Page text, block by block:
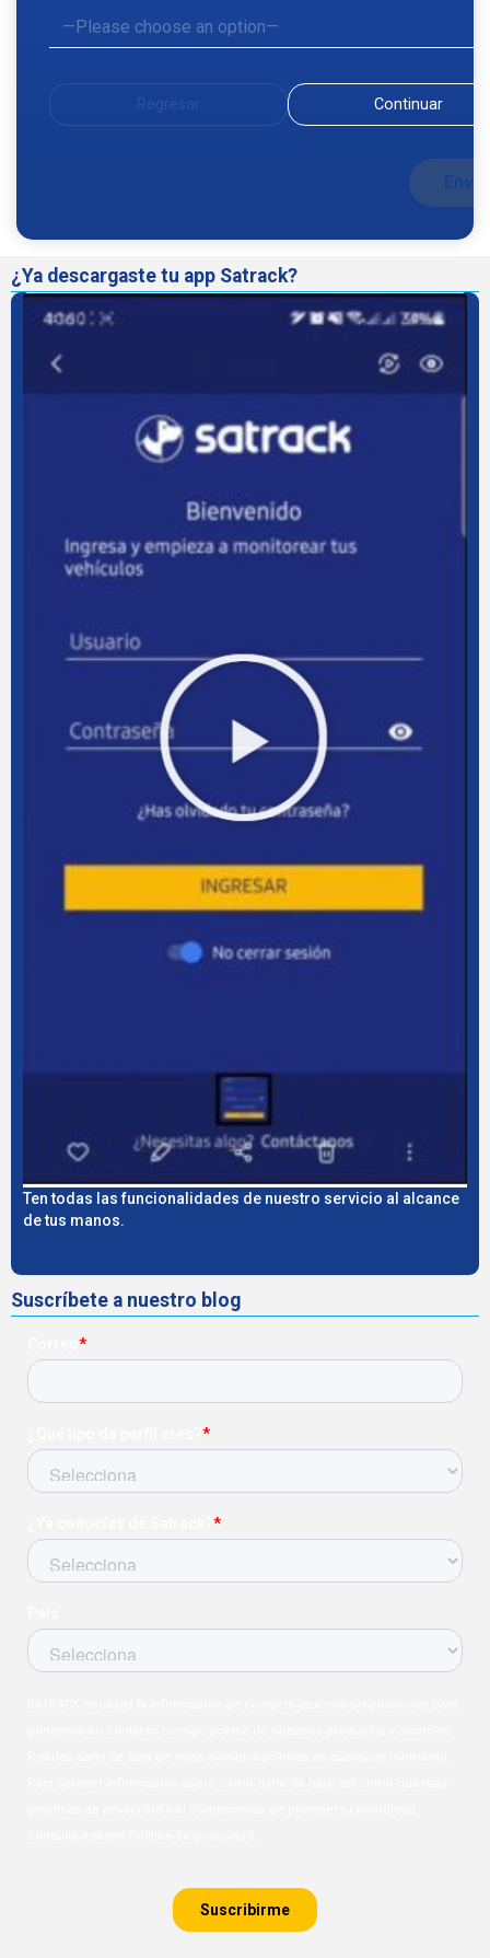
Regresar Continuar
¿Ya descargaste tu app Satrack?
Ten todas las funcionalidades de nuestro servicio al alcance
de tus manos.
Suscríbete a nuestro blog